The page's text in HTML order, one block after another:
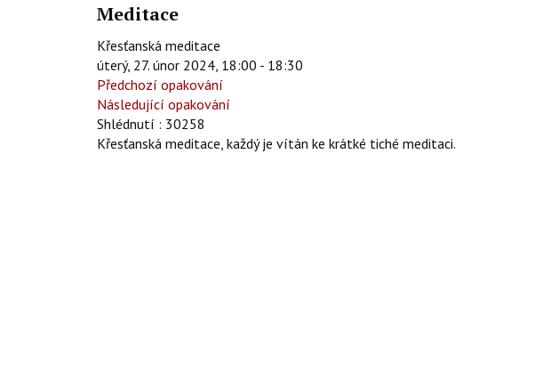
Meditace
Křesťanská meditace
úterý, 27. únor 2024, 18:00 - 18:30
Předchozí opakování
Následující opakování
Shlédnutí : 30258
Křesťanská meditace, každý je vítán ke krátké tiché meditaci.